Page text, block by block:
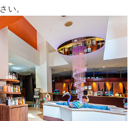
い。